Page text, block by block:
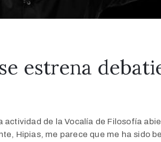
estrena
actividad de la Vocalía de Filosofía
Hipias, me parece que me ha sido